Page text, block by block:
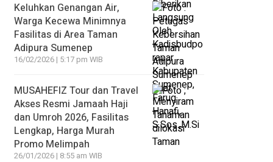
Keluhkan Genangan Air,
Warga Kecewa Minimnya
Fasilitas di Area Taman
Adipura Sumenep
16/02/2026 | 5:17 pm WIB
MUSAHEFIZ Tour dan Travel
Akses Resmi Jamaah Haji
dan Umroh 2026, Fasilitas
Lengkap, Harga Murah
Promo Melimpah
26/01/2026 | 8:55 am WIB